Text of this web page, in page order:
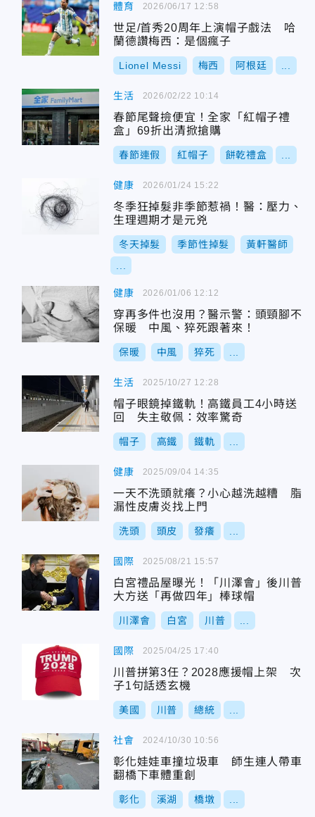
體育
世足/首秀20周年上演帽子戲法 哈
蘭德讚梅西：是個瘋子
Lionel Messi 梅西 阿根廷
2026/06/17 12:58
生活
春節尾聲撿便宜！全家「紅帽子禮
盒」69折出清掀搶購
春節連假 紅帽子 餅乾禮盒
2026/02/22 10:14
健康
冬季狂掉髮非季節惹禍！醫：壓力、
生理週期才是元兇
冬天掉髮 季節性掉髮 黃軒醫師
2026/01/24 15:22
健康
穿再多件也沒用？醫示警：頭頸腳不
保暖 中風、猝死跟著來！
保暖 中風 猝死
2026/01/06 12:12
生活
帽子眼鏡掉鐵軌！高鐵員工4小時送
回 失主敬佩：效率驚奇
帽子 高鐵 鐵軌
2025/10/27 12:28
健康
一天不洗頭就癢？小心越洗越糟 脂
漏性皮膚炎找上門
洗頭 頭皮 發癢
2025/09/04 14:35
國際
白宮禮品屋曝光！「川澤會」後川普
大方送「再做四年」棒球帽
川澤會 白宮 川普
2025/08/21 15:57
國際
川普拼第3任？2028應援帽上架 次
子1句話透玄機
美國 川普 總統
2025/04/25 17:40
社會
彰化娃娃車撞垃圾車 師生連人帶車
翻橋下車體重創
彰化 溪湖 橋墩
2024/10/30 10:56